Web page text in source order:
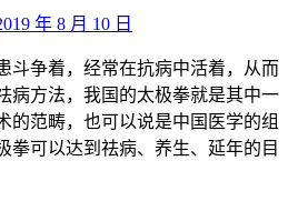
年 8 月 10 日
斗争着，经常在抗病中活着，从而
病方法，我国的太极拳就是其中一
的范畴，也可以说是中国医学的组
拳可以达到祛病、养生、延年的目